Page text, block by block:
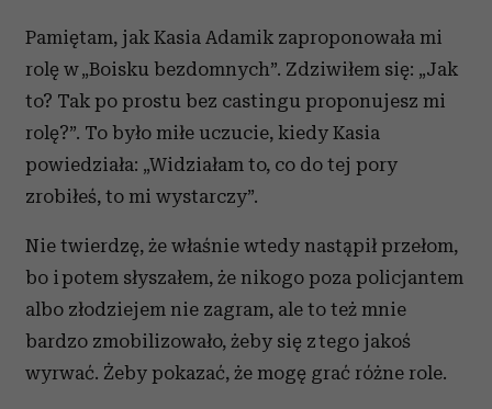
Pamiętam, jak Kasia Adamik zaproponowała mi
rolę w „Boisku bezdomnych”. Zdziwiłem się: „Jak
to? Tak po prostu bez castingu proponujesz mi
rolę?”. To było miłe uczucie, kiedy Kasia
powiedziała: „Widziałam to, co do tej pory
zrobiłeś, to mi wystarczy”.
Nie twierdzę, że właśnie wtedy nastąpił przełom,
bo i potem słyszałem, że nikogo poza policjantem
albo złodziejem nie zagram, ale to też mnie
bardzo zmobilizowało, żeby się z tego jakoś
wyrwać. Żeby pokazać, że mogę grać różne role.